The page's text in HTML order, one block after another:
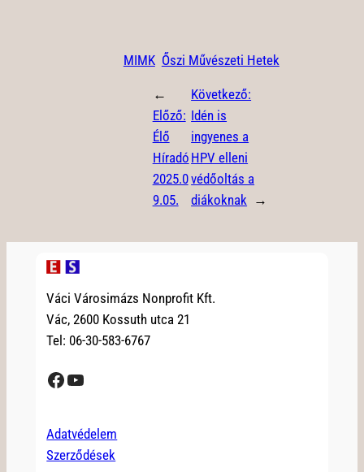
MIMK Őszi Művészeti Hetek
←
Előző:
Élő
Híradó
2025.0
9.05.
Következő:
Idén is
ingyenes a
HPV elleni
védőoltás a
diákoknak →
Váci Városimázs Nonprofit Kft.
Vác, 2600 Kossuth utca 21
Tel: 06-30-583-6767
Facebook YouTube
Adatvédelem
Szerződések